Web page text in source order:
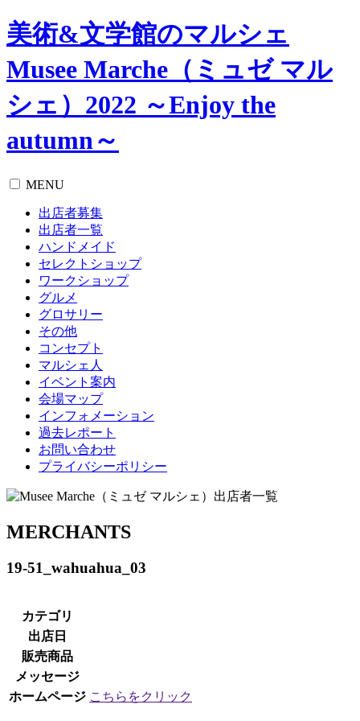
美術&文学館のマルシェ
Musee Marche（ミュゼ マル
シェ）2022 ～Enjoy the
autumn～
MENU
出店者募集
出店者一覧
ハンドメイド
セレクトショップ
ワークショップ
グルメ
グロサリー
その他
コンセプト
マルシェ人
イベント案内
会場マップ
インフォメーション
過去レポート
お問い合わせ
プライバシーポリシー
MERCHANTS
19-51_wahuahua_03
カテゴリ
出店日
販売商品
メッセージ
ホームページ こちらをクリック